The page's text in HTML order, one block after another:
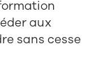
aux
sans cesse